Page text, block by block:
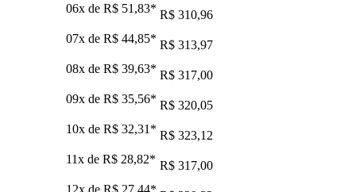
06x de R$ 51,83* R$ 310,96
07x de R$ 44,85* R$ 313,97
08x de R$ 39,63* R$ 317,00
09x de R$ 35,56* R$ 320,05
10x de R$ 32,31 * R$ 323,12
11x de R$ 28,82* R$ 317,00
12x de R$ 27,44*